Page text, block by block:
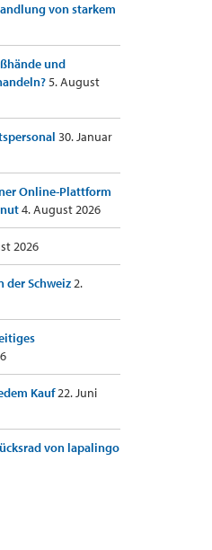
von starkem
und
5. August
30. Januar
Online-Plattform
4. August 2026
2026
der Schweiz2.
Kauf22. Juni
von lapalingo